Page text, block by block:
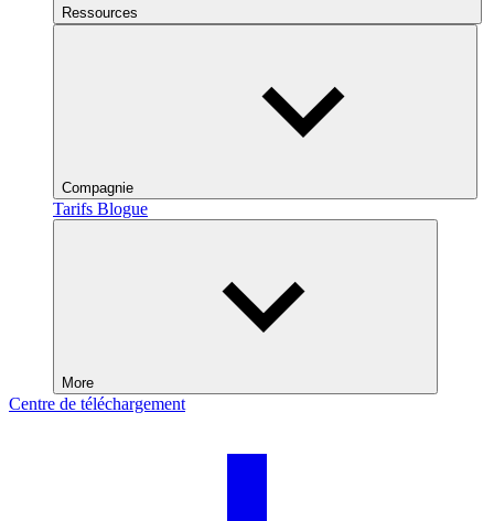
Ressources
Compagnie
Tarifs Blogue
More
Centre de téléchargement